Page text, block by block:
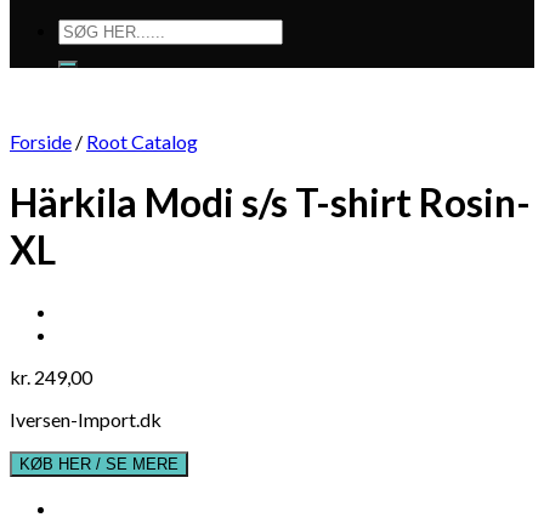
Søg
efter:
Forside / Root Catalog
Härkila Modi s/s T-shirt Rosin-
XL
kr. 249,00
Iversen-Import.dk
KØB HER / SE MERE